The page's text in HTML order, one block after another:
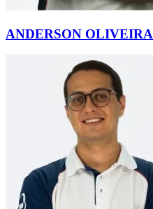
ANDERSON OLIVEIRA